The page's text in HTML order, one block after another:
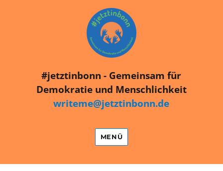
#jetztinbonn
#jetztinbonn - Gemeinsam für
Demokratie und Menschlichkeit
writeme@jetztinbonn.de
MENÜ